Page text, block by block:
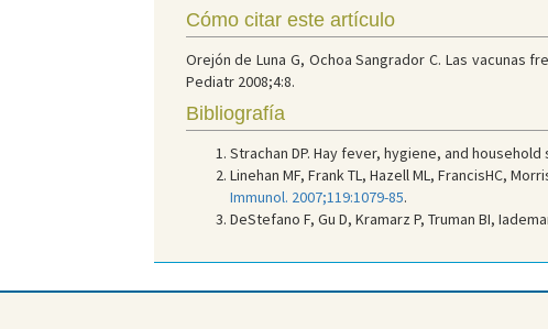
Cómo citar este artículo
Orejón de Luna G, Ochoa Sangrador C. Las
Pediatr 2008;4:8.
Bibliografía
Strachan DP. Hay fever, hygiene, and household
Linehan MF, Frank TL, Hazell ML, FrancisHC,
Immunol. 2007;119:1079-85.
DeStefano F, Gu D, Kramarz P, Truman BI,